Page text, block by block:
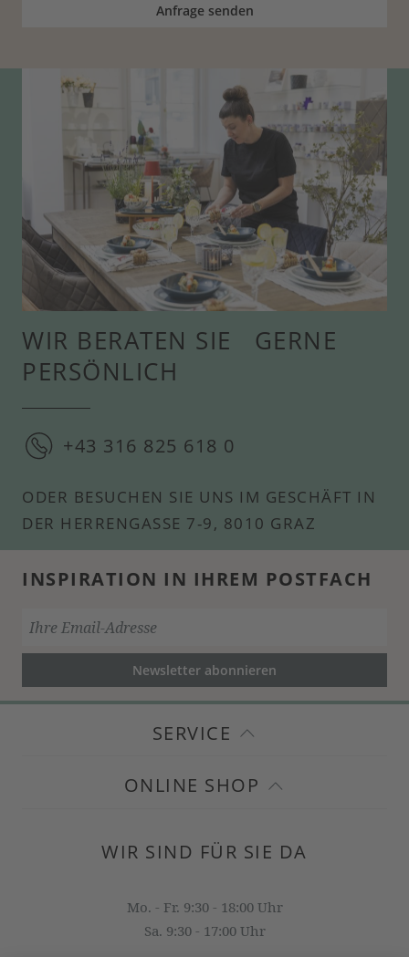
Anfrage senden
WIR BERATEN SIE GERNE
PERSÖNLICH
+43 316 825 618 0
ODER BESUCHEN SIE UNS IM GESCHÄFT IN
DER HERRENGASSE 7-9, 8010 GRAZ
INSPIRATION IN IHREM POSTFACH
Newsletter abonnieren
SERVICE
ONLINE SHOP
WIR SIND FÜR SIE DA
Mo. - Fr. 9:30 - 18:00 Uhr
Sa. 9:30 - 17:00 Uhr